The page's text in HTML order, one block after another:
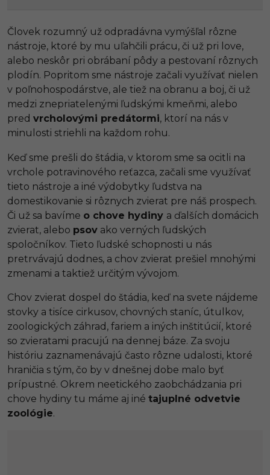
Človek rozumný už odpradávna vymýšľal rôzne
nástroje, ktoré by mu uľahčili prácu, či už pri love,
alebo neskôr pri obrábaní pôdy a pestovaní rôznych
plodín. Popritom sme nástroje začali využívať nielen
v poľnohospodárstve, ale tiež na obranu a boj, či už
medzi znepriatelenými ľudskými kmeňmi, alebo
pred vrcholovými predátormi, ktorí na nás v
minulosti striehli na každom rohu.
Keď sme prešli do štádia, v ktorom sme sa ocitli na
vrchole potravinového reťazca, začali sme využívať
tieto nástroje a iné výdobytky ľudstva na
domestikovanie si rôznych zvierat pre náš prospech.
Či už sa bavíme o chove hydiny a ďalších domácich
zvierat, alebo psov ako verných ľudských
spoločníkov. Tieto ľudské schopnosti u nás
pretrvávajú dodnes, a chov zvierat prešiel mnohými
zmenami a taktiež určitým vývojom.
Chov zvierat dospel do štádia, keď na svete nájdeme
stovky a tisíce cirkusov, chovných staníc, útulkov,
zoologických záhrad, fariem a iných inštitúcií, ktoré
so zvieratami pracujú na dennej báze. Za svoju
históriu zaznamenávajú často rôzne udalosti, ktoré
hraničia s tým, čo by v dnešnej dobe malo byť
prípustné. Okrem neetického zaobchádzania pri
chove hydiny tu máme aj iné tajuplné odvetvie
zoológie.